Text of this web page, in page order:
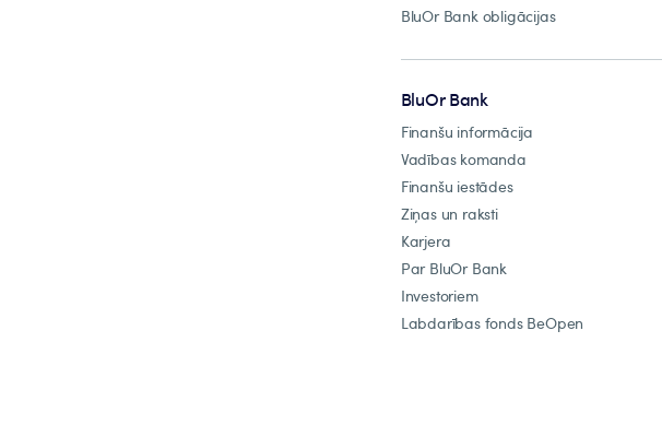
BluOr Bank obligācijas
BluOr Bank
Finanšu informācija
Vadības komanda
Finanšu iestādes
Ziņas un raksti
Karjera
Par BluOr Bank
Investoriem
Labdarības fonds BeOpen